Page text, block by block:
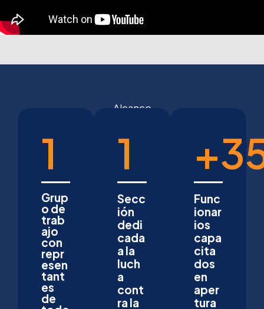
Alcance
1
Grup
o de
trab
ajo
con
repr
esen
tant
es
de
1
Secc
ión
dedi
cada
a la
luch
a
cont
ra la
+
Func
ionar
ios
capa
cita
dos
en
aper
tura